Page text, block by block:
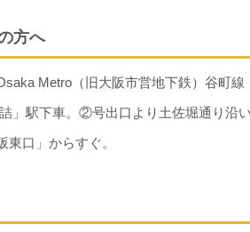
方へ
Metro（旧大阪市営地下鉄）谷町
」駅下車。②号出口より土佐堀通り沿い
東口」からすぐ。